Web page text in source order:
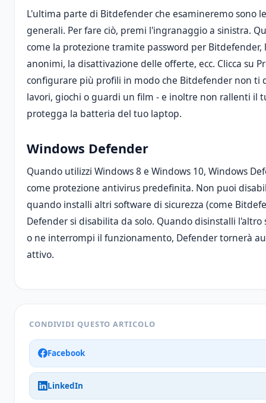
L'ultima parte di Bitdefender che esamineremo sono
generali. Per fare ciò, premi l'ingranaggio a sinistra.
come la protezione tramite password per
anonimi, la disattivazione delle offerte, ecc. Clicca su
configurare più profili in modo che Bitdefender non ti
lavori, giochi o guardi un film - e inoltre non rallenti il
protegga la batteria del tuo laptop.
Windows Defender
Quando utilizzi Windows 8 e Windows 10, Windows
come protezione antivirus predefinita. Non puoi
quando installi altri software di sicurezza (come
Defender si disabilita da solo. Quando disinstalli l'altro
o ne interrompi il funzionamento, Defender tornerà
attivo.
CONDIVIDI QUESTO ARTICOLO
Facebook
LinkedIn